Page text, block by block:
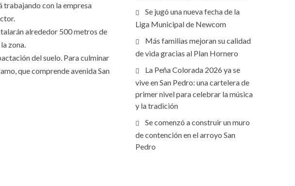
trabajando con la empresa
alrededor 500 metros de
zona.
del suelo. Para culminar
que comprende avenida San
Se jugó una nueva fecha de la
Liga Municipal de Newcom
Más familias mejoran su calidad
de vida gracias al Plan Hornero
La Peña Colorada 2026 ya se
vive en San Pedro: una cartelera de
primer nivel para celebrar la música
y la tradición
Se comenzó a construir un muro
de contención en el arroyo San
Pedro